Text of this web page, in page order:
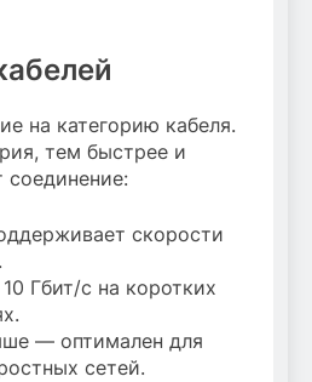
на категорию кабеля.
тем быстрее и
соединение:
скорости
Гбит/с на коротких
— оптимален для
сетей.